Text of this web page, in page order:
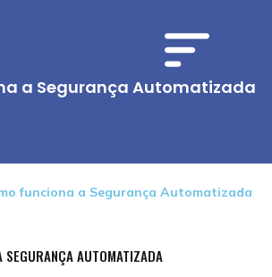
a Segurança Automatizada
funciona a Segurança Automatizada
SEGURANÇA AUTOMATIZADA